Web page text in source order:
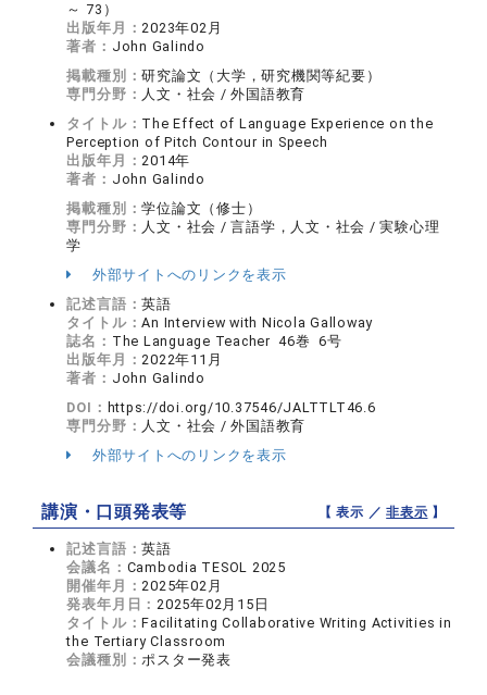
～ 73）
出版年月：2023年02月
著者： John Galindo
掲載種別：研究論文（大学，研究機関等紀要）
専門分野： 人文・社会 / 外国語教育
タイトル： The Effect of Language Experience on the
Perception of Pitch Contour in Speech
出版年月：2014年
著者： John Galindo
掲載種別：学位論文（修士）
専門分野： 人文・社会 / 言語学，人文・社会 / 実験心理
学
外部サイトへのリンクを表示
記述言語：英語
タイトル：An Interview with Nicola Galloway
誌名： The Language Teacher 46巻 6号
出版年月：2022年11月
著者： John Galindo
DOI： https://doi.org/10.37546/JALTTLT46.6
専門分野： 人文・社会 / 外国語教育
外部サイトへのリンクを表示
講演・口頭発表等 【 表示 ／非表示 】
記述言語：英語
会議名： Cambodia TESOL 2025
開催年月：2025年02月
発表年月日：2025年02月15日
タイトル：Facilitating Collaborative Writing Activities in
the Tertiary Classroom
会議種別：ポスター発表